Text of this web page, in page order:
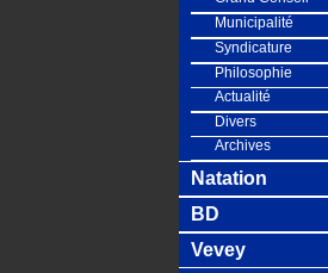
Municipalité
Syndicature
Philosophie
Actualité
Divers
Archives
Natation
BD
Vevey